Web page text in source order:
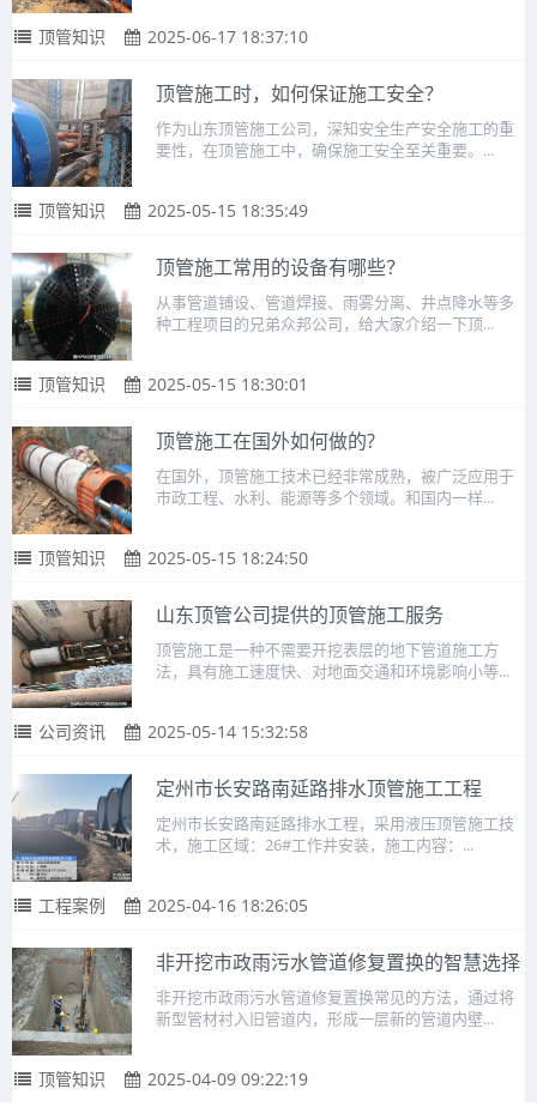
顶管知识 2025-06-17 18:37:10
顶管施工时，如何保证施工安全？
作为山东顶管施工公司，深知安全生产安全施工的重
要性，在顶管施工中，确保施工安全至关重要。...
顶管知识 2025-05-15 18:35:49
顶管施工常用的设备有哪些？
从事管道铺设、管道焊接、雨雾分离、井点降水等多
种工程项目的兄弟众邦公司，给大家介绍一下顶...
顶管知识 2025-05-15 18:30:01
顶管施工在国外如何做的?
在国外，顶管施工技术已经非常成熟，被广泛应用于
市政工程、水利、能源等多个领域。和国内一样...
顶管知识 2025-05-15 18:24:50
山东顶管公司提供的顶管施工服务
顶管施工是一种不需要开挖表层的地下管道施工方
法，具有施工速度快、对地面交通和环境影响小等...
公司资讯 2025-05-14 15:32:58
定州市长安路南延路排水顶管施工工程
定州市长安路南延路排水工程，采用液压顶管施工技
术，施工区域：26#工作井安装，施工内容：...
工程案例 2025-04-16 18:26:05
非开挖市政雨污水管道修复置换的智慧选择
非开挖市政雨污水管道修复置换常见的方法，通过将
新型管材衬入旧管道内，形成一层新的管道内壁...
顶管知识 2025-04-09 09:22:19